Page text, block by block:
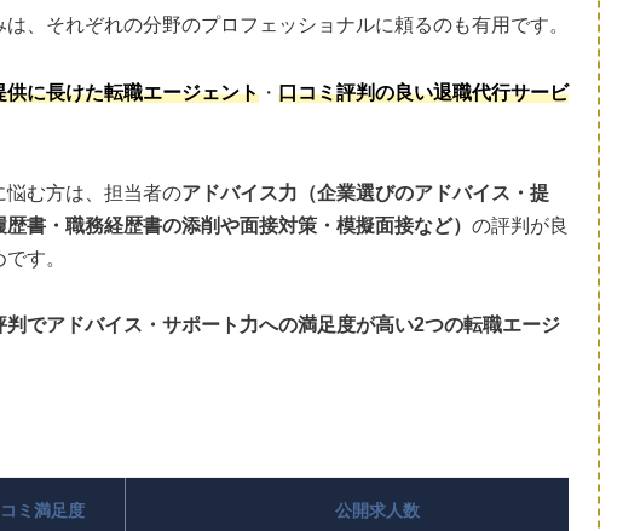
、それぞれの分野のプロフェッショナルに頼るのも有用です。
に長けた転職エージェント ・ 口コミ評判の良い退職代行サービ
悩む方は、担当者のアドバイス力（企業選びのアドバイス・提
歴書・職務経歴書の添削や面接対策・模擬面接など） の評判が良
す。
判でアドバイス・サポート力への満足度が高い2つの転職エージ
ミ満足度 公開求人数